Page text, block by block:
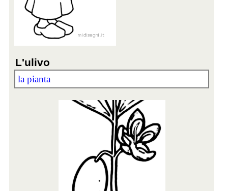
L'ulivo
la pianta